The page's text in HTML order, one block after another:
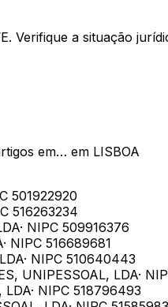
Verifique a situação
em… em LISBOA
501922920
516263234
· NIPC 509916376
· NIPC 516689681
· NIPC 510640443
UNIPESSOAL, LDA·
LDA· NIPC 518796493